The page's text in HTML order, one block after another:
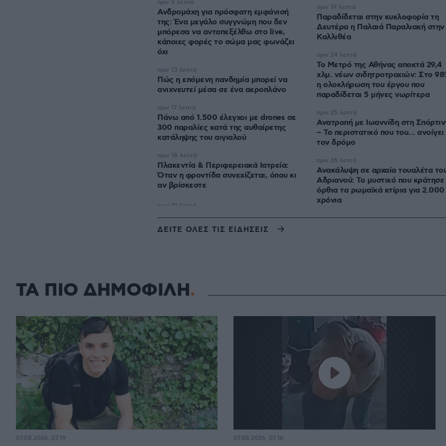
Ανδρομάχη για πρόσφατη εμφάνισή
της: Ένα μεγάλο συγγνώμη που δεν
μπόρεσα να ανταπεξέλθω στο live,
κάποιες φορές το σώμα μας φωνάζει
όχι
πριν 5 λεπτά
Πώς η επόμενη πανδημία μπορεί να
ανιχνευτεί μέσα σε ένα αεροπλάνο
πριν 13 λεπτά
Πάνω από 1.500 έλεγχοι με drones σε
300 παραλίες κατά της αυθαίρετης
κατάληψης του αιγιαλού
πριν 17 λεπτά
Πλακεντία & Περιφερειακά Ιατρεία:
Όταν η φροντίδα συνεχίζεται, όπου κι
αν βρίσκεστε
πριν 18 λεπτά
Παραδίδεται στην κυκλοφορία τη
Δευτέρα η Παλαιά Παραλιακή στην
Καλλιθέα
πριν 19 λεπτά
Το Μετρό της Αθήνας αποκτά 29,4
χλμ. νέων σιδητροτροχιών: Στο
η ολοκλήρωση του έργου που
παραδίδεται 5 μήνες νωρίτερα
πριν 24 λεπτά
Ανατροπή με Ιωαννίδη στη
– Το περιστατικό που του… ανοίγει
τον δρόμο
πριν 25 λεπτά
Ανακάλυψη σε αρχαία τουαλέτα
Αδριανού: Το μυστικό που κράτησε
όρθια τα ρωμαϊκά κτίρια για 2.000
χρόνια
πριν 26 λεπτά
ΔΕΙΤΕ ΟΛΕΣ ΤΙΣ ΕΙΔΗΣΕΙΣ
ΤΑ ΠΙΟ ΔΗΜΟΦΙΛΗ
07.08.2026, 07:19 07.08.2026, 07:16